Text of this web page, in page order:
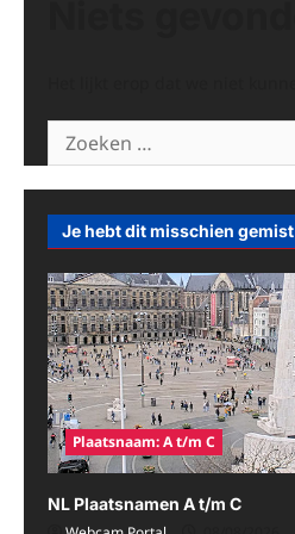
Zoeken
naar:
Je hebt dit misschien gemist
Plaatsnaam: A t/m C
NL Plaatsnamen A t/m C